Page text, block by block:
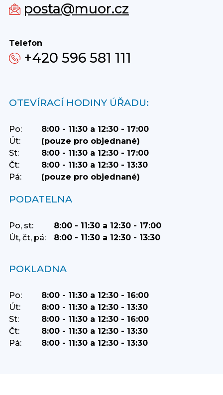
posta@muor.cz
Telefon
+420 596 581 111
OTEVÍRACÍ HODINY ÚŘADU:
Po:
8:00 - 11:30 a 12:30 - 17:00
Út:
(pouze pro objednané)
St:
8:00 - 11:30 a 12:30 - 17:00
Čt:
8:00 - 11:30 a 12:30 - 13:30
Pá:
(pouze pro objednané)
PODATELNA
Po, st:
8:00 - 11:30 a 12:30 - 17:00
Út, čt, pá:
8:00 - 11:30 a 12:30 - 13:30
POKLADNA
Po:
8:00 - 11:30 a 12:30 - 16:00
Út:
8:00 - 11:30 a 12:30 - 13:30
St:
8:00 - 11:30 a 12:30 - 16:00
Čt:
8:00 - 11:30 a 12:30 - 13:30
Pá:
8:00 - 11:30 a 12:30 - 13:30